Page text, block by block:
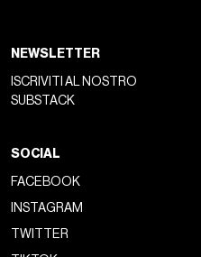
NEWSLETTER
ISCRIVITI AL NOSTRO
SUBSTACK
SOCIAL
FACEBOOK
INSTAGRAM
TWITTER